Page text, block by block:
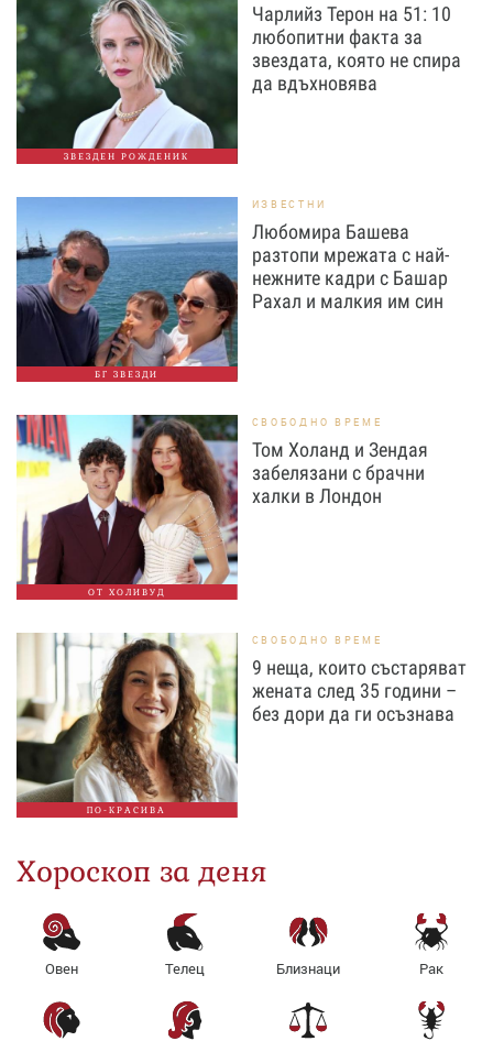
ЗВЕЗДЕН РОЖДЕНИК
Чарлийз Терон на 51: 10
любопитни факта за
звездата, която не спира
да вдъхновява
БГ ЗВЕЗДИ
ИЗВЕСТНИ
Любомира Башева
разтопи мрежата с най-
нежните кадри с Башар
Рахал и малкия им син
ОТ ХОЛИВУД
СВОБОДНО ВРЕМЕ
Том Холанд и Зендая
забелязани с брачни
халки в Лондон
ПО-КРАСИВА
СВОБОДНО ВРЕМЕ
9 неща, които състаряват
жената след 35 години –
без дори да ги осъзнава
Хороскоп за деня
Овен Телец Близнаци Рак